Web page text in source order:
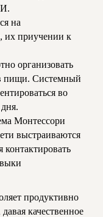
на
их приучении к
организовать
пищи. Системный
во
Монтессори
выстраиваются
контактировать
продуктивно
качественное